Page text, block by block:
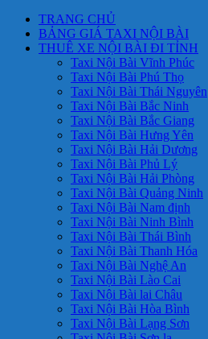
TRANG CHỦ
BẢNG GIÁ TAXI NỘI BÀI
THUÊ XE NỘI BÀI ĐI TỈNH
Taxi Nội Bài Vĩnh Phúc
Taxi Nội Bài Phú Thọ
Taxi Nội Bài Thái Nguyên
Taxi Nội Bài Bắc Ninh
Taxi Nội Bài Bắc Giang
Taxi Nội Bài Hưng Yên
Taxi Nội Bài Hải Dương
Taxi Nội Bài Phủ Lý
Taxi Nội Bài Hải Phòng
Taxi Nội Bài Quảng Ninh
Taxi Nội Bài Nam định
Taxi Nội Bài Ninh Bình
Taxi Nội Bài Thái Bình
Taxi Nội Bài Thanh Hóa
Taxi Nội Bài Nghệ An
Taxi Nội Bài Lào Cai
Taxi Nội Bài lai Châu
Taxi Nội Bài Hòa Bình
Taxi Nội Bài Lạng Sơn